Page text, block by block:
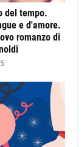
del tempo.
e d'amore.
romanzo di